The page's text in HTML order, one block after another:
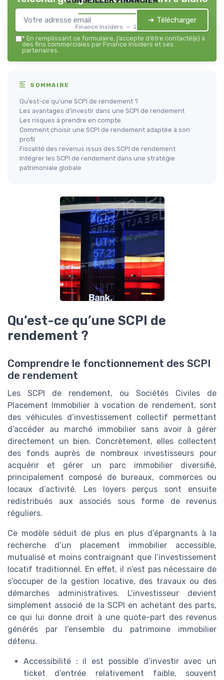
Finance Insiders — 2026
➔ Télécharger
* En remplissant ce formulaire, j’accepte d’être contacté(e) à
des fins commerciales par Finance Insiders et ses
partenaires.
SOMMAIRE
Qu’est-ce qu’une SCPI de rendement ?
Les avantages d’investir dans une SCPI de rendement
Les risques à prendre en compte
Comment choisir une SCPI de rendement adaptée à son
profil
Fiscalité des revenus issus des SCPI de rendement
Intégrer les SCPI de rendement dans une stratégie
patrimoniale globale
Qu’est-ce qu’une SCPI de
rendement ?
Comprendre le fonctionnement des SCPI
de rendement
Les SCPI de rendement, ou Sociétés Civiles de
Placement Immobilier à vocation de rendement, sont
des véhicules d’investissement collectif permettant
d’accéder au marché immobilier sans avoir à gérer
directement un bien. Concrètement, elles collectent
des fonds auprès de nombreux investisseurs pour
acquérir et gérer un parc immobilier diversifié,
principalement composé de bureaux, commerces ou
locaux d’activité. Les loyers perçus sont ensuite
redistribués aux associés sous forme de revenus
réguliers.
Ce modèle séduit de plus en plus d’épargnants à la
recherche d’un placement immobilier accessible,
mutualisé et moins contraignant que l’investissement
locatif traditionnel. En effet, il n’est pas nécessaire de
s’occuper de la gestion locative, des travaux ou des
démarches administratives. L’investisseur devient
simplement associé de la SCPI en achetant des parts,
ce qui lui donne droit à une quote-part des revenus
générés par l’ensemble du patrimoine immobilier
détenu.
Accessibilité : il est possible d’investir avec un
ticket d’entrée relativement faible, souvent